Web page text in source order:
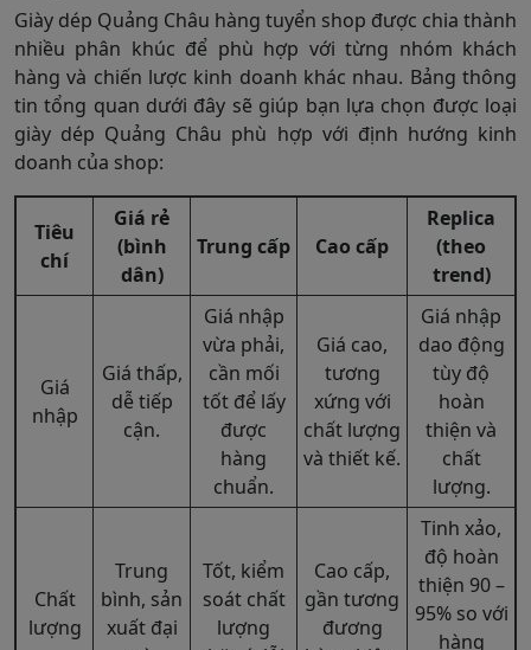
Giày dép Quảng Châu hàng tuyển shop được chia thành
nhiều phân khúc để phù hợp với từng nhóm khách
hàng và chiến lược kinh doanh khác nhau. Bảng thông
tin tổng quan dưới đây sẽ giúp bạn lựa chọn được loại
giày dép Quảng Châu phù hợp với định hướng kinh
doanh của shop:
Tiêu
chí
Giá rẻ
(bình
dân)
Trung cấp Cao cấp
Replica
(theo
trend)
Giá
nhập
Giá thấp,
dễ tiếp
cận.
Giá nhập
vừa phải,
cần mối
tốt để lấy
được
hàng
chuẩn.
Giá cao,
tương
xứng với
chất lượng
và thiết kế.
Giá nhập
dao động
tùy độ
hoàn
thiện và
chất
lượng.
Chất
lượng
Trung
bình, sản
xuất đại
Tốt, kiểm
soát chất
lượng
Cao cấp,
gần tương
đương
Tinh xảo,
độ hoàn
thiện 90 –
95% so với
hàng